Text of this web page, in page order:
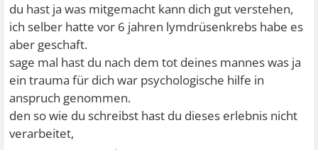
du hast ja was mitgemacht kann dich gut verstehen,
ich selber hatte vor 6 jahren lymdrüsenkrebs habe es
aber geschaft.
sage mal hast du nach dem tot deines mannes was ja
ein trauma für dich war psychologische hilfe in
anspruch genommen.
den so wie du schreibst hast du dieses erlebnis nicht
verarbeitet,